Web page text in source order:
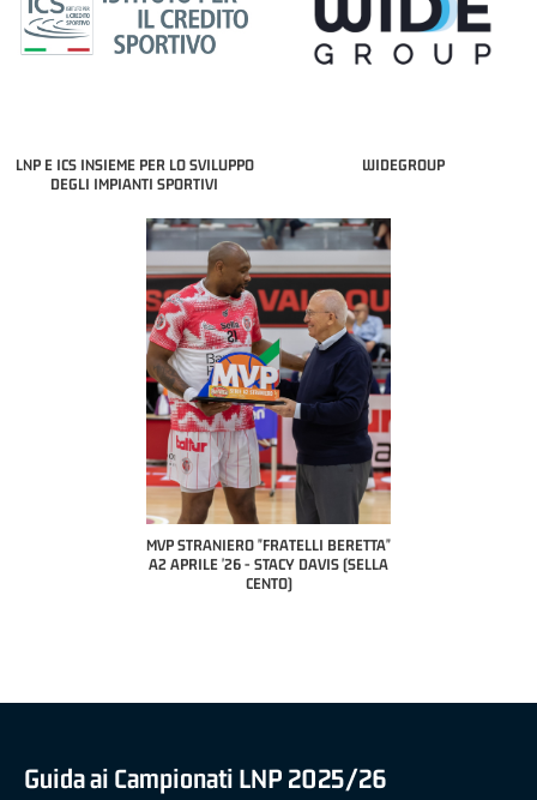
LNP E ICS INSIEME PER LO SVILUPPO
DEGLI IMPIANTI SPORTIVI
WIDEGROUP
MVP STRANIERO "FRATELLI BERETTA"
A2 APRILE '26 - STACY DAVIS (SELLA
CENTO)
MVP "FRATELLI BERETTA"
DILAS B NAZIONALE
Guida ai Campionati LNP 2025/26